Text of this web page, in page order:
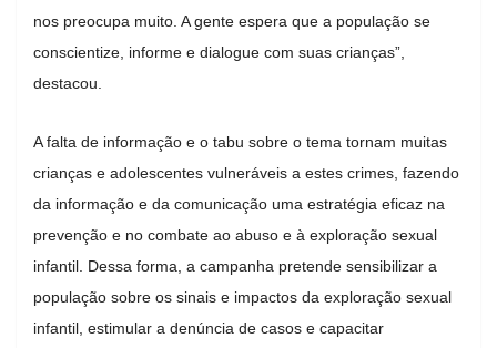
nos preocupa muito. A gente espera que a população se
conscientize, informe e dialogue com suas crianças”,
destacou.
A falta de informação e o tabu sobre o tema tornam muitas
crianças e adolescentes vulneráveis a estes crimes, fazendo
da informação e da comunicação uma estratégia eficaz na
prevenção e no combate ao abuso e à exploração sexual
infantil. Dessa forma, a campanha pretende sensibilizar a
população sobre os sinais e impactos da exploração sexual
infantil, estimular a denúncia de casos e capacitar